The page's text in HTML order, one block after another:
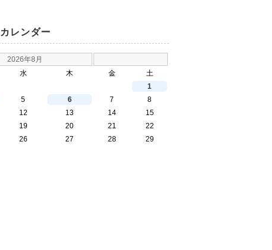
カレンダー
2026年8月
水 木 金
土
1
5 6 7
8
12 13 14
15
19 20 21
22
26 27 28
29